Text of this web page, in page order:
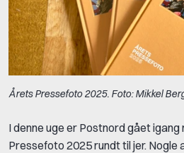
Årets Pressefoto 2025. Foto: Mikkel
I denne uge er Postnord gået
Pressefoto 2025 rundt til jer. Nogle